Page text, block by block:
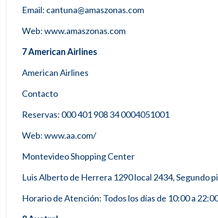
Email: cantuna@amaszonas.com
Web: www.amaszonas.com
7 American Airlines
American Airlines
Contacto
Reservas: 000 401 908 34 0004051001
Web: www.aa.com/
Montevideo Shopping Center
Luis Alberto de Herrera 1290 local 2434, Segundo
Horario de Atención: Todos los días de 10:00 a